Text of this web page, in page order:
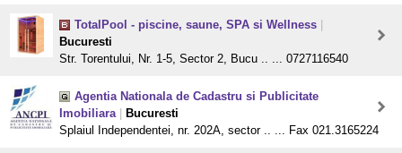
TotalPool - piscine, saune, SPA si Wellness
Bucuresti
Str. Torentului, Nr. 1-5, Sector 2, Bucu .. ... 0727116540
Agentia Nationala de Cadastru si Publicitate
Imobiliara
Bucuresti
Splaiul Independentei, nr. 202A, sector .. ... Fax 021.3165224